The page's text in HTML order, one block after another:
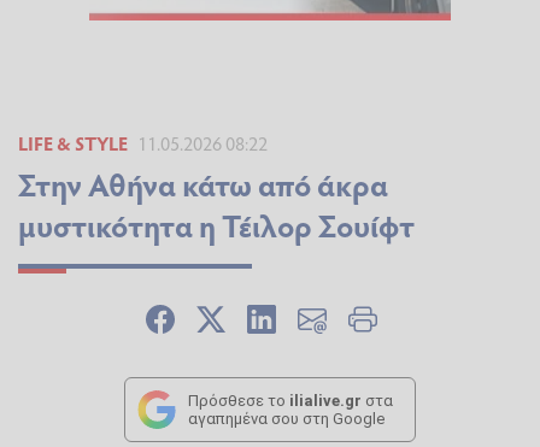
LIFE & STYLE 11.05.2026 08:22
Στην Αθήνα κάτω από άκρα
μυστικότητα η Τέιλορ Σουίφτ
Πρόσθεσε το ilialive.gr στα
αγαπημένα σου στη Google